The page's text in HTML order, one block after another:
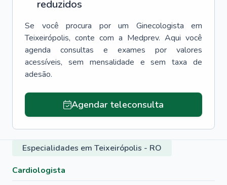
reduzidos
Se você procura por um Ginecologista
em
Teixeirópolis, conte com a Medprev. Aqui você
agenda consultas e exames por valores
acessíveis, sem mensalidade e sem taxa de
adesão.
Agendar teleconsulta
Especialidades em Teixeirópolis - RO
Cardiologista